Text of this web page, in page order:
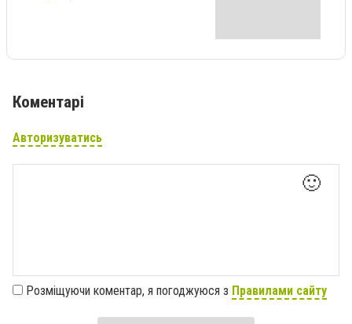
Коментарі
Авторизуватись
🙂
Розміщуючи коментар, я погоджуюся з Правилами сайту